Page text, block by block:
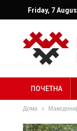
Friday, 7
ПОЧЕТНА
Дома